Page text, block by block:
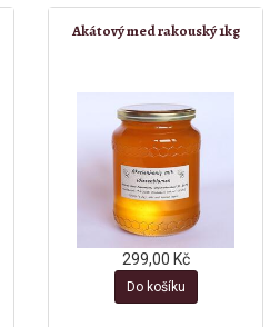
Akátový med rakouský 1kg
299,00 Kč
Do košíku